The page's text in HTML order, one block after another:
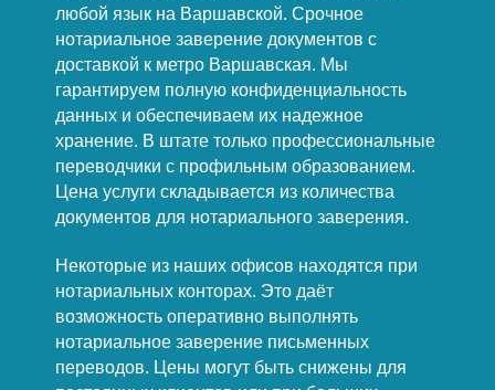
любой язык на Варшавской. Срочное
нотариальное заверение документов с
доставкой к метро Варшавская. Мы
гарантируем полную конфиденциальность
данных и обеспечиваем их надежное
хранение. В штате только профессиональные
переводчики с профильным образованием.
Цена услуги складывается из количества
документов для нотариального заверения.
Некоторые из наших офисов находятся при
нотариальных конторах. Это даёт
возможность оперативно выполнять
нотариальное заверение письменных
переводов. Цены могут быть снижены для